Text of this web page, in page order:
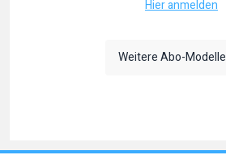
Hier anmelden
Weitere Abo-Modelle